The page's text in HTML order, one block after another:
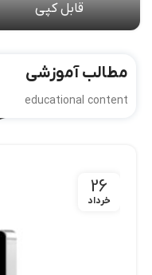
قابل کپی
مطالب آموزشی
educational content
26
خرداد